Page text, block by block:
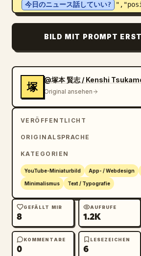
今日のニュース話していい?
Hälfte jeder vertikalen
blauer japanischer Text
überlappend mit einer dünnen
gelber gepunkteter Linie und
Sternchen-Akzenten"},"layout":
{"variant_count":3,"variants":
[{"title":"Variante 1: Outro mit
Icons","position":"Linke
abgerundetes Banner mit dem
最後までご視聴ありがとうございま
blaue Social-Icons in einer
beschriftet mit コメント,
beschriftet mit シェア
horizontaler
dem großen schwarzen SLAP®-
Logo","Eckdekorationen: blau/
BILD MIT PROMPT
塚
@塚本 賢志 / Kenshi
Original ansehen
VERÖFFENTLICHT
ORIGINALSPRACHE
KATEGORIEN
YouTube-Miniaturbild App- / Webdesign
Minimalismus Text / Typografie
GEFÄLLT MIR
8
AUFRUFE
1.2K
KOMMENTARE
0
LESEZEICHEN
6